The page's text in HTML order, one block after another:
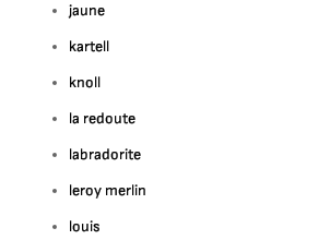
jaune
kartell
knoll
la redoute
labradorite
leroy merlin
louis